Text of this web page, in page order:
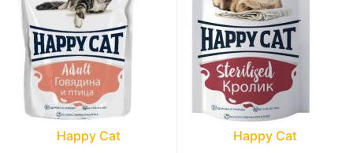
Happy Cat Happy Cat